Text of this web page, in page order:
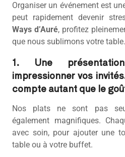
Organiser un événement est
peut rapidement devenir
Ways d’Auré, profitez
que nous sublimons votre table.
1. Une
impressionner vos
compte autant que le
Nos plats ne sont pas
également magnifiques.
avec soin, pour ajouter une
table ou à votre buffet.